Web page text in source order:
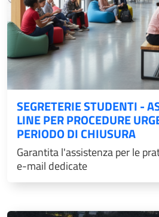
SEGRETERIE STUDENTI -
LINE PER PROCEDURE
PERIODO DI CHIUSURA
Garantita l'assistenza per le
e-mail dedicate